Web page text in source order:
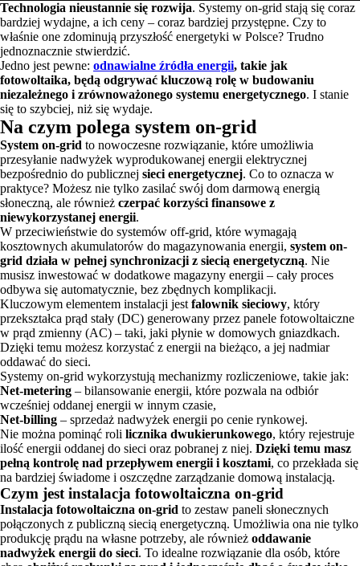
Technologia nieustannie się rozwija. Systemy on-grid stają się coraz
bardziej wydajne, a ich ceny – coraz bardziej przystępne. Czy to
właśnie one zdominują przyszłość energetyki w Polsce? Trudno
jednoznacznie stwierdzić.
Jedno jest pewne: odnawialne źródła energii, takie jak
fotowoltaika, będą odgrywać kluczową rolę w budowaniu
niezależnego i zrównoważonego systemu energetycznego. I stanie
się to szybciej, niż się wydaje.
Na czym polega system on-grid
System on-grid to nowoczesne rozwiązanie, które umożliwia
przesyłanie nadwyżek wyprodukowanej energii elektrycznej
bezpośrednio do publicznej sieci energetycznej. Co to oznacza w
praktyce? Możesz nie tylko zasilać swój dom darmową energią
słoneczną, ale również czerpać korzyści finansowe z
niewykorzystanej energii.
W przeciwieństwie do systemów off-grid, które wymagają
kosztownych akumulatorów do magazynowania energii, system on-
grid działa w pełnej synchronizacji z siecią energetyczną. Nie
musisz inwestować w dodatkowe magazyny energii – cały proces
odbywa się automatycznie, bez zbędnych komplikacji.
Kluczowym elementem instalacji jest falownik sieciowy, który
przekształca prąd stały (DC) generowany przez panele fotowoltaiczne
w prąd zmienny (AC) – taki, jaki płynie w domowych gniazdkach.
Dzięki temu możesz korzystać z energii na bieżąco, a jej nadmiar
oddawać do sieci.
Systemy on-grid wykorzystują mechanizmy rozliczeniowe, takie jak:
Net-metering – bilansowanie energii, które pozwala na odbiór
wcześniej oddanej energii w innym czasie,
Net-billing – sprzedaż nadwyżek energii po cenie rynkowej.
Nie można pominąć roli licznika dwukierunkowego, który rejestruje
ilość energii oddanej do sieci oraz pobranej z niej. Dzięki temu masz
pełną kontrolę nad przepływem energii i kosztami, co przekłada się
na bardziej świadome i oszczędne zarządzanie domową instalacją.
Czym jest instalacja fotowoltaiczna on-grid
Instalacja fotowoltaiczna on-grid to zestaw paneli słonecznych
połączonych z publiczną siecią energetyczną. Umożliwia ona nie tylko
produkcję prądu na własne potrzeby, ale również oddawanie
nadwyżek energii do sieci. To idealne rozwiązanie dla osób, które